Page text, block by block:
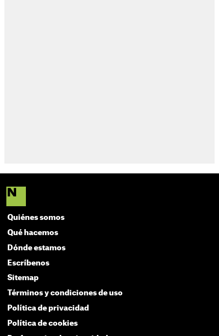
Quiénes somos
Qué hacemos
Dónde estamos
Escríbenos
Sitemap
Términos y condiciones de uso
Política de privacidad
Política de cookies